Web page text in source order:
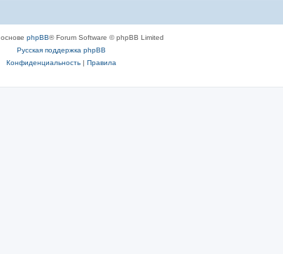
phpBB® Forum Software © phpBB Limited
Русская поддержка phpBB
Конфиденциальность| Правила